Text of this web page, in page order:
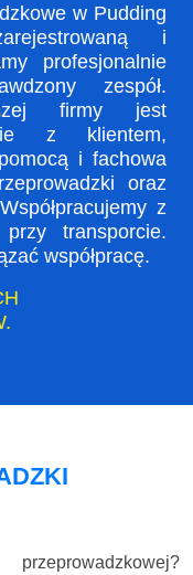
w Pudding
i
profesjonalnie
zespół.
firmy jest
z klientem,
i fachowa
oraz
z
transporcie.
współpracę.